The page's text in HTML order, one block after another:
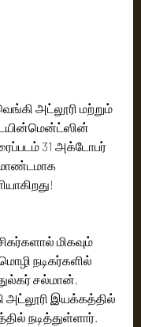
அட்லூரி மற்றும்
31 அக்டோபர்
மிகவும்
நடிகர்களில்
சல்மான்,
அட்லூரி இயக்கத்தில்
நடித்துள்ளார்.